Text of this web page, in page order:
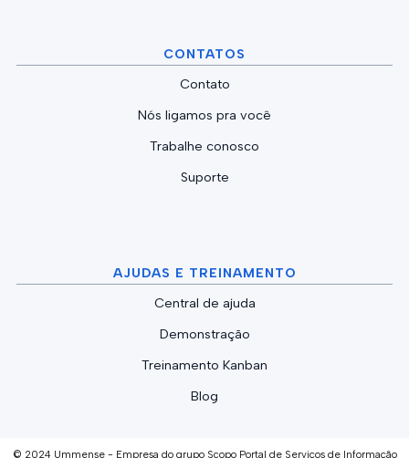
CONTATOS
Contato
Nós ligamos pra você
Trabalhe conosco
Suporte
AJUDAS E TREINAMENTO
Central de ajuda
Demonstração
Treinamento Kanban
Blog
© 2024 Ummense - Empresa do grupo Scopo Portal de Serviços de Informação